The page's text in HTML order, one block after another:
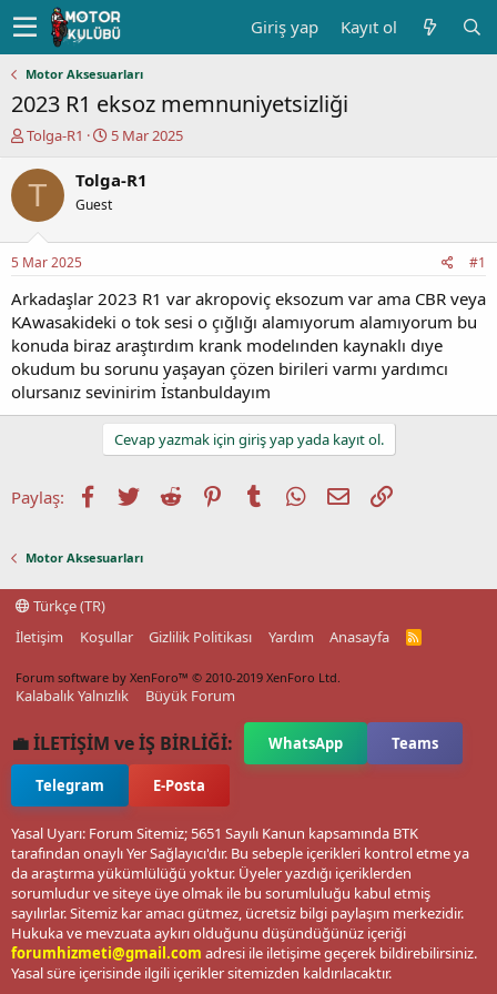
Giriş yap Kayıt ol
Motor Aksesuarları
2023 R1 eksoz memnuniyetsizliği
K
n
y
b
a
ş
l
a
t
a
n
Tolga-R1
B
ş
a
ç
t
a
r
i
h
i
5 Mar 2025
T Tolga-R1
Guest
5 Mar 2025 #1
Arkadaşlar 2023 R1 var akropoviç eksozum var ama CBR veya
KAwasakideki o tok sesi o çığlığı alamıyorum alamıyorum bu
konuda biraz araştırdım krank modelınden kaynaklı dıye
okudum bu sorunu yaşayan çözen birileri varmı yardımcı
olursanız sevinirim İstanbuldayım
Cevap yazmak için giriş yap yada kayıt ol.
Paylaş: Facebook
TwitterReddit PinterestTumblrWhatsApp
E-postaLink
Motor Aksesuarları
Türkçe (TR)
İletişim
Koşullar Gizlilik Politikası Yardım Anasayfa
R
Forum software by XenForo™ © 2010-2019 XenForo Ltd.
Kalabalık Yalnızlık Büyük Forum
💼 İLETİŞİM ve İŞ BİRLİĞİ: WhatsApp Teams
Telegram E-Posta
Yasal Uyarı: Forum Sitemiz; 5651 Sayılı Kanun kapsamında BTK
tarafından onaylı Yer Sağlayıcı'dır. Bu sebeple içerikleri kontrol etme ya
da araştırma yükümlülüğü yoktur. Üyeler yazdığı içeriklerden
sorumludur ve siteye üye olmak ile bu sorumluluğu kabul etmiş
sayılırlar. Sitemiz kar amacı gütmez, ücretsiz bilgi paylaşım merkezidir.
Hukuka ve mevzuata aykırı olduğunu düşündüğünüz içeriği
forumhizmeti@gmail.com adresi ile iletişime geçerek bildirebilirsiniz.
Yasal süre içerisinde ilgili içerikler sitemizden kaldırılacaktır.